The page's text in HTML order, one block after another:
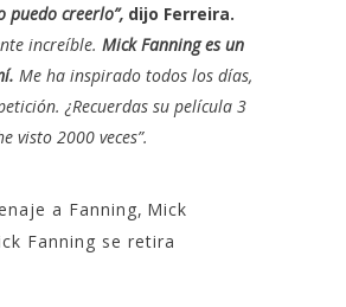
puedo creerlo”, dijo Ferreira.
increíble. Mick Fanning es un
Me ha inspirado todos los días,
¿Recuerdas su película 3
visto 2000 veces”.
a Fanning, Mick
Fanning se retira